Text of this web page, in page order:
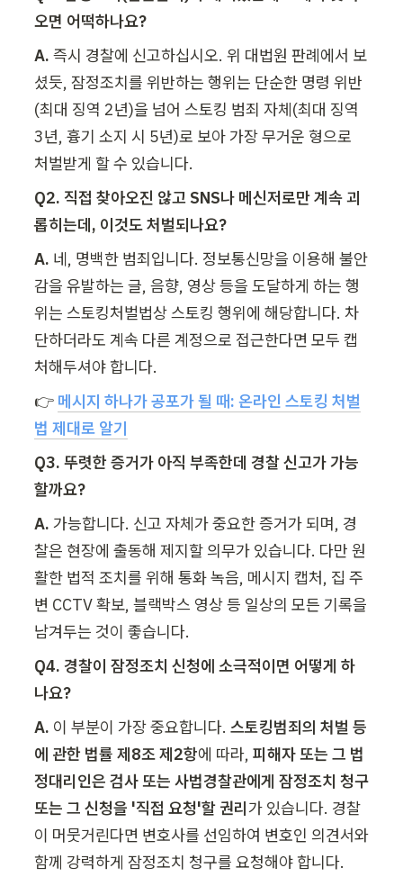
오면 어떡하나요?
A. 즉시 경찰에 신고하십시오. 위 대법원 판례에서 보
셨듯, 잠정조치를 위반하는 행위는 단순한 명령 위반
(최대 징역 2년)을 넘어 스토킹 범죄 자체(최대 징역
3년, 흉기 소지 시 5년)로 보아 가장 무거운 형으로
처벌받게 할 수 있습니다.
Q2. 직접 찾아오진 않고 SNS나 메신저로만 계속 괴
롭히는데, 이것도 처벌되나요?
A. 네, 명백한 범죄입니다. 정보통신망을 이용해 불안
감을 유발하는 글, 음향, 영상 등을 도달하게 하는 행
위는 스토킹처벌법상 스토킹 행위에 해당합니다. 차
단하더라도 계속 다른 계정으로 접근한다면 모두 캡
처해두셔야 합니다.
👉 메시지 하나가 공포가 될 때: 온라인 스토킹 처벌
법 제대로 알기
Q3. 뚜렷한 증거가 아직 부족한데 경찰 신고가 가능
할까요?
A. 가능합니다. 신고 자체가 중요한 증거가 되며, 경
찰은 현장에 출동해 제지할 의무가 있습니다. 다만 원
활한 법적 조치를 위해 통화 녹음, 메시지 캡처, 집 주
변 CCTV 확보, 블랙박스 영상 등 일상의 모든 기록을
남겨두는 것이 좋습니다.
Q4. 경찰이 잠정조치 신청에 소극적이면 어떻게 하
나요?
A. 이 부분이 가장 중요합니다. 스토킹범죄의 처벌 등
에 관한 법률 제8조 제2항에 따라, 피해자 또는 그 법
정대리인은 검사 또는 사법경찰관에게 잠정조치 청구
또는 그 신청을 '직접 요청'할 권리가 있습니다. 경찰
이 머뭇거린다면 변호사를 선임하여 변호인 의견서와
함께 강력하게 잠정조치 청구를 요청해야 합니다.